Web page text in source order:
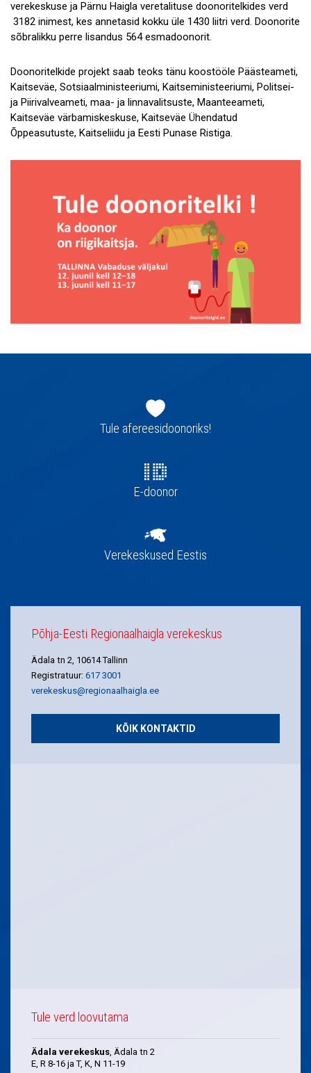
verekeskuse ja Pärnu Haigla veretalituse doonoritelkides verd
3182 inimest, kes annetasid kokku üle 1430 liitri verd. Doonorite
sõbralikku perre lisandus 564 esmadoonorit.
Doonoritelkide projekt saab teoks tänu koostööle Päästeameti,
Kaitseväe, Sotsiaalministeeriumi, Kaitseministeeriumi, Politsei-
ja Piirivalveameti, maa- ja linnavalitsuste, Maanteeameti,
Kaitseväe värbamiskeskuse, Kaitseväe Ühendatud
Õppeasutuste, Kaitseliidu ja Eesti Punase Ristiga.
navigatsioonTule afereesidoonoriks!
E-doonor
Verekeskused Eestis
Põhja-Eesti Regionaalhaigla verekeskus
Ädala tn 2, 10614 Tallinn
Registratuur: 617 3001
verekeskus@regionaalhaigla.ee
KÕIK KONTAKTID
Tule verd loovutama
Ädala verekeskus , Ädala tn 2
E, R 8-16 ja T, K, N 11-19